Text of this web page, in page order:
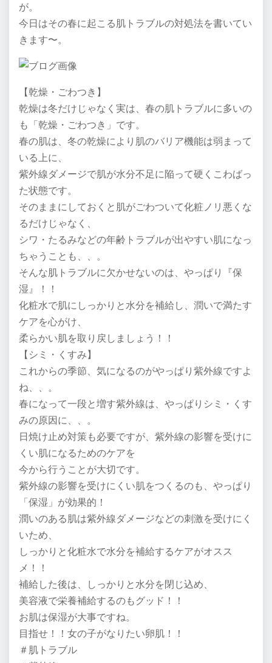
が。
今日はその春に起こる肌トラブルの対処法を書いてい
きます〜。
【乾燥・ごわつき】
乾燥は冬だけじゃなく実は、春の肌トラブルに多いの
も「乾燥・ごわつき」です。
春の肌は、冬の乾燥により肌のバリア機能は弱まって
いる上に、
紫外線ダメージで肌が水分不足に陥って硬くこわばっ
た状態です。
そのままにしておくと肌がごわついて化粧ノリ悪くな
るだけじゃなく、
シワ・たるみなどの年齢トラブルが出やすい肌になっ
ちゃうことも、、。
そんな肌トラブルに欠かせないのは、やっぱり『保
湿』！！
化粧水で肌にしっかりと水分を補給し、潤いで満たす
ケアを心がけ、
柔らかい肌を取り戻しましょう！！
【シミ・くすみ】
これからの季節、気になるのがやっぱり紫外線ですよ
ね、、。
春になって一段と増す紫外線は、やっぱりシミ・くす
みの原因に、、。
日焼け止め対策も必要ですが、紫外線の影響を受けに
くい肌になるためのケアを
今から行うことが大切です。
紫外線の影響を受けにくい肌をつくるのも、やっぱり
「保湿」が効果的！
潤いのある肌は紫外線ダメージなどの刺激を受けにく
いため、
しっかりと化粧水で水分を補給するケアがオスス
メ！！
補給した後は、しっかりと水分を閉じ込め、
美容液で栄養補給するのもグッド！！
お肌は保湿が大事ですね。
目指せ！！女の子がなりたい卵肌！！
＃肌トラブル